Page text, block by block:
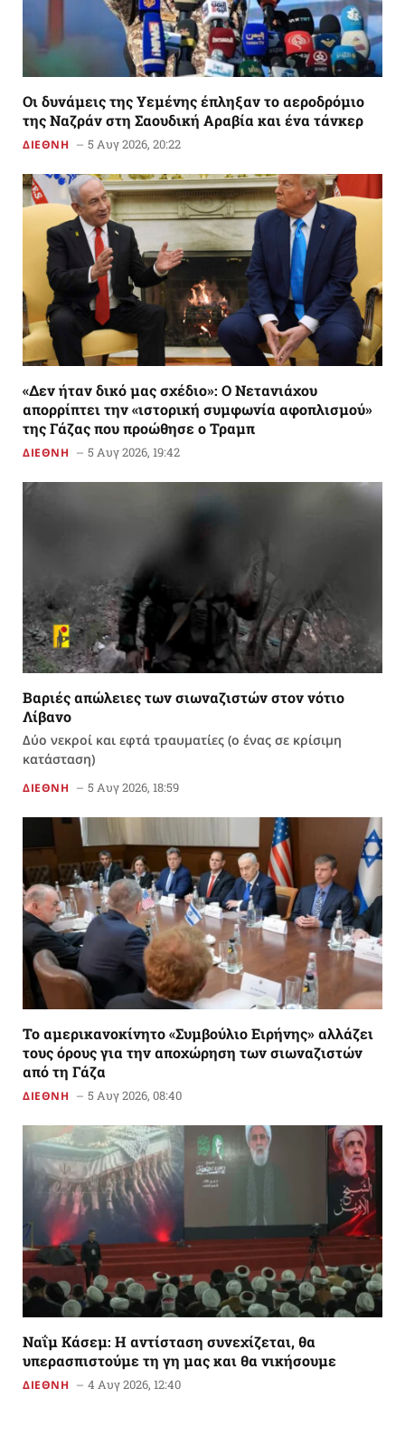
Οι δυνάμεις της Υεμένης έπληξαν το αεροδρόμιο
της Ναζράν στη Σαουδική Αραβία και ένα τάνκερ
ΔΙΕΘΝΗ 5 Αυγ 2026, 20:22
«Δεν ήταν δικό μας σχέδιο»: Ο Νετανιάχου
απορρίπτει την «ιστορική συμφωνία αφοπλισμού»
της Γάζας που προώθησε ο Τραμπ
ΔΙΕΘΝΗ 5 Αυγ 2026, 19:42
Βαριές απώλειες των σιωναζιστών στον νότιο
Λίβανο
Δύο νεκροί και εφτά τραυματίες (ο ένας σε κρίσιμη
κατάσταση)
ΔΙΕΘΝΗ 5 Αυγ 2026, 18:59
Το αμερικανoκίνητο «Συμβούλιο Ειρήνης» αλλάζει
τους όρους για την αποχώρηση των σιωναζιστών
από τη Γάζα
ΔΙΕΘΝΗ 5 Αυγ 2026, 08:40
Ναΐμ Κάσεμ: Η αντίσταση συνεχίζεται, θα
υπερασπιστούμε τη γη μας και θα νικήσουμε
ΔΙΕΘΝΗ 4 Αυγ 2026, 12:40